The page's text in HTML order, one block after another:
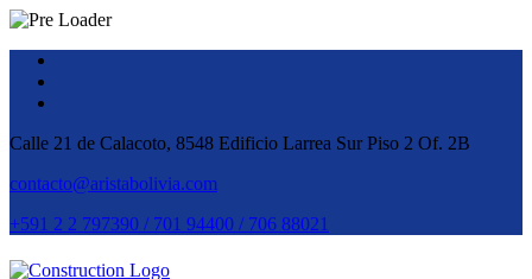
Calle 21 de Calacoto, 8548 Edificio Larrea Sur Piso 2 Of. 2B
contacto@aristabolivia.com
+591 2 2 797390 / 701 94400 / 706 88021